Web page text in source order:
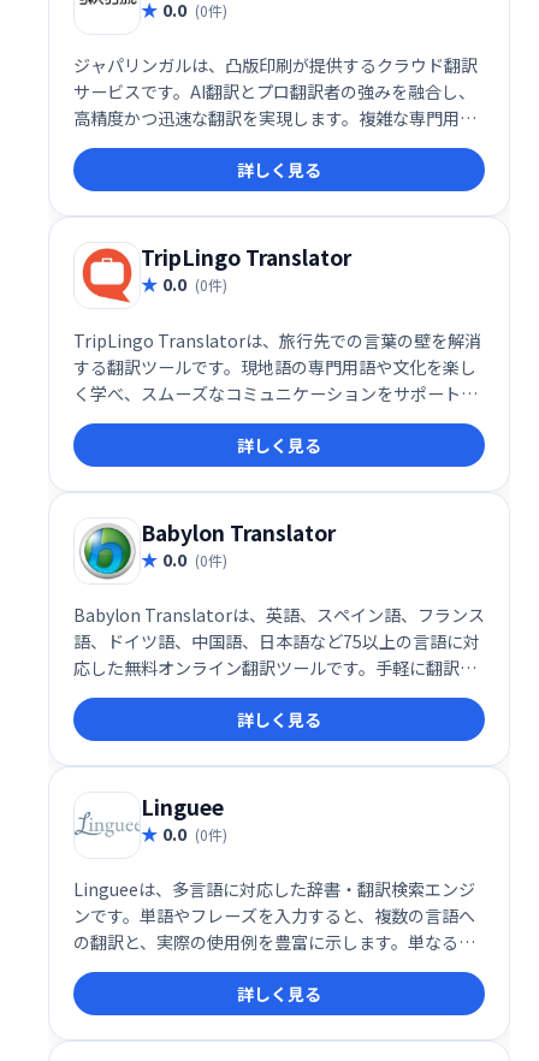
0.0 (0件)
ジャパリンガルは、凸版印刷が提供するクラウド翻訳
サービスです。AI翻訳とプロ翻訳者の強みを融合し、
高精度かつ迅速な翻訳を実現します。複雑な専門用語
にも対応し、ビジネスシーンから個人利用まで幅広く
活用できます。新しい形の翻訳サービスで、あなたの
翻訳ニーズをサポートします。
詳しく見る
TripLingo Translator
0.0 (0件)
TripLingo Translatorは、旅行先での言葉の壁を解消
する翻訳ツールです。現地語の専門用語や文化を楽し
く学べ、スムーズなコミュニケーションをサポートし
ます。旅行をより豊かに、そして快適にするための頼
もしい味方です。
詳しく見る
Babylon Translator
0.0 (0件)
Babylon Translatorは、英語、スペイン語、フランス
語、ドイツ語、中国語、日本語など75以上の言語に対
応した無料オンライン翻訳ツールです。手軽に翻訳で
きるため、個人利用からビジネス利用まで幅広く活用
できます。
詳しく見る
Linguee
0.0 (0件)
Lingueeは、多言語に対応した辞書・翻訳検索エンジ
ンです。単語やフレーズを入力すると、複数の言語へ
の翻訳と、実際の使用例を豊富に示します。単なる翻
訳だけでなく、自然な表現を学ぶことができるため、
より正確でニュアンスのある翻訳、文章作成に役立ち
ます。 多くの言語に対応し、学習や業務効率の向上に
貢献します。
詳しく見る